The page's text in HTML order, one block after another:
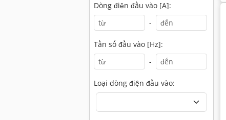
Dòng điện đầu vào [A]:
-
Tần số đầu vào [Hz]:
-
Loại dòng điện đầu vào: